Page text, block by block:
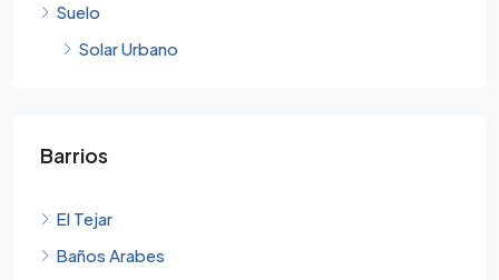
Suelo
Solar Urbano
Barrios
El Tejar
Baños Arabes